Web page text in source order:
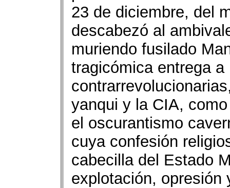
23 de diciembre, del
descabezó al
muriendo fusilado
tragicómica entrega
yanqui y la CIA,
el oscurantismo
cuya confesión
cabecilla del Estado
explotación, opresión